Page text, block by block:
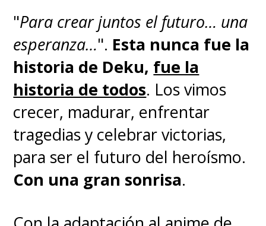
alguna parte vamos a tener los
nombres en japonés ('Yattaro,
'Pururun' y 'Sukashi') para no
perder el gusto original",
adelantó.
El editor y guionista, que se
reconoce como "obrero del
"Para crear juntos el futuro… una
esperanza…". Esta nunca fue la
historia de Deku, fue la
historia de todos. Los vimos
crecer, madurar, enfrentar
tragedias y celebrar victorias,
para ser el futuro del heroísmo.
Con una gran sonrisa.